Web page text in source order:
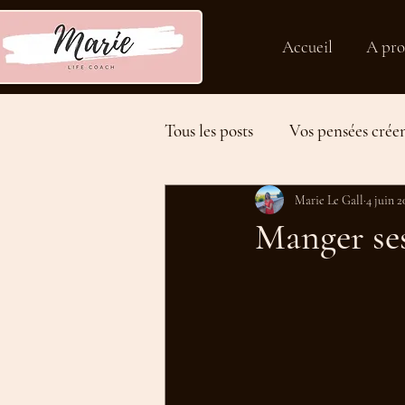
Accueil A
Tous les posts Vos pensées
Développer son potentiel
Manger
Marie Le Gall 4 juin